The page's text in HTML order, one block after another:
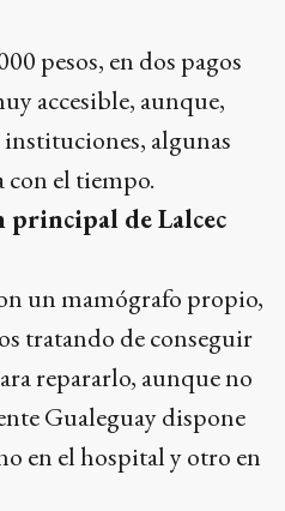
pesos, en dos pagos
accesible, aunque,
instituciones, algunas
con el tiempo.
principal de Lalcec
un mamógrafo propio,
tratando de conseguir
repararlo, aunque no
Gualeguay dispone
en el hospital y otro en